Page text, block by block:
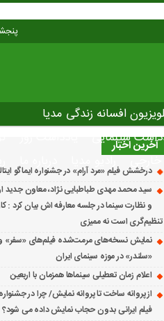
پنجشنبه, ۱۵
افسانه زندگی مدیا
سینمایی
خارجی رادیو مدیا درباره ما
آخرین اخبار
درخشش فیلم «مرد آرام» در جشنواره ایماگو ایتالیا
سید محمد مهدی طباطبایی نژاد، معاون جدید
و نظارت سینما در جلسه معارفه اش بیان کرد :
تنظیم‌گری است نه ممیزی
نمایش نسخه‌های مرمت‌شده فیلم‌های «سفر»
«سلندر» در موزه سینمای ایران
اعلام زمان تعطیلی سینماها همزمان با اربعین
از پروانه ساخت تا پروانه نمایش/ چرا در
فیلم ایرانی بدون حجاب نمایش داده می شود؟